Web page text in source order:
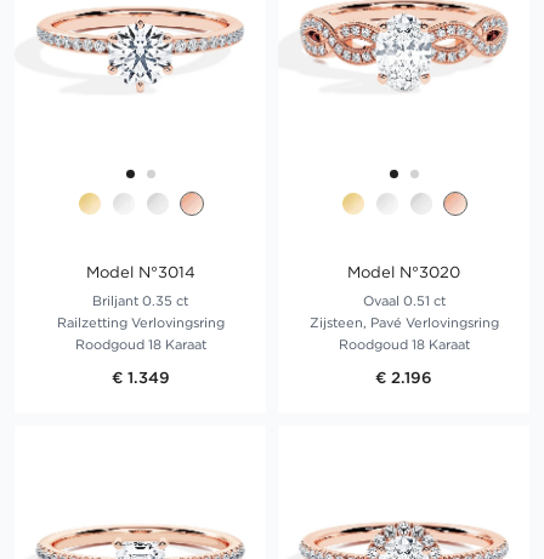
Model N°3014
Briljant 0.35 ct
Railzetting Verlovingsring
Roodgoud 18 Karaat
€ 1.349
Model N°3020
Ovaal 0.51 ct
Zijsteen, Pavé Verlovingsring
Roodgoud 18 Karaat
€ 2.196